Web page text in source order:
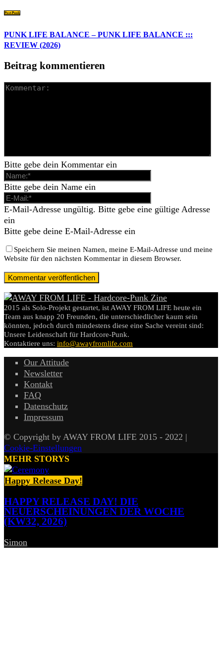
Post-Punk
PUNK LIFE BALANCE – PUNK LIFE BALANCE :::
REVIEW (2026)
Beitrag kommentieren
Bitte gebe dein Kommentar ein
Bitte gebe dein Name ein
E-Mail-Adresse ungültig. Bitte gebe eine gültige Adresse
ein
Bitte gebe deine E-Mail-Adresse ein
Speichern Sie meinen Namen, meine E-Mail-Adresse und meine
Website für den nächsten Kommentar in diesem Browser.
2015 als Solo-Projekt gestartet, ist AWAY FROM LIFE heute ein
Team aus knapp 20 Freunden, die unterschiedlicher kaum sein
könnten, jedoch durch mindestens diese eine Sache vereint sind:
Unsere Leidenschaft für Hardcore-Punk.
Kontaktiere uns: info@awayfromlife.com
Our Attitude
Newsletter
Kontakt
FAQ
Datenschutz
Impressum
© Copyright by AWAY FROM LIFE 2015 - 2022 |
Cookie-Einstellungen
MEHR STORYS
Happy Release Day!
HAPPY RELEASE DAY! DIE
NEUERSCHEINUNGEN DER WOCHE
(KW32, 2026)
Simon